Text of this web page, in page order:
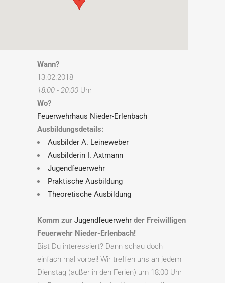
Wann?
13.02.2018
18:00 - 20:00 Uhr
Wo?
Feuerwehrhaus Nieder-Erlenbach
Ausbildungsdetails:
Ausbilder A. Leineweber
Ausbilderin I. Axtmann
Jugendfeuerwehr
Praktische Ausbildung
Theoretische Ausbildung
Komm zur Jugendfeuerwehr der Freiwilligen
Feuerwehr Nieder-Erlenbach!
Bist Du interessiert? Dann schau doch
einfach mal vorbei! Wir treffen uns an jedem
Dienstag (außer in den Ferien) um 18:00 Uhr